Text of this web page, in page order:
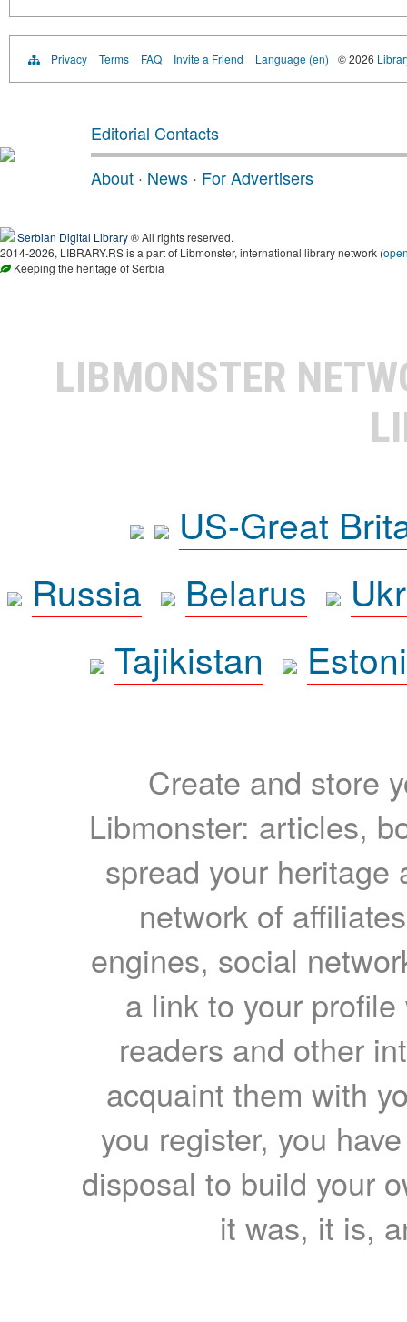
Privacy Terms FAQ Invite a Friend Language (en) © 2026
Editorial Contacts
About · News · For Advertisers
Serbian Digital Library® All rights reserved.
2014-2026, LIBRARY.RS is a part of Libmonster, international library network (
Keeping the heritage of Serbia
LIBMONSTER
US-Great
Russia
Belarus
Tajikistan
Create and store
Libmonster: articles,
spread your heritage
network of
engines, social
a link to your
readers and other
acquaint them with
you register, you
disposal to build your
it was, it is,